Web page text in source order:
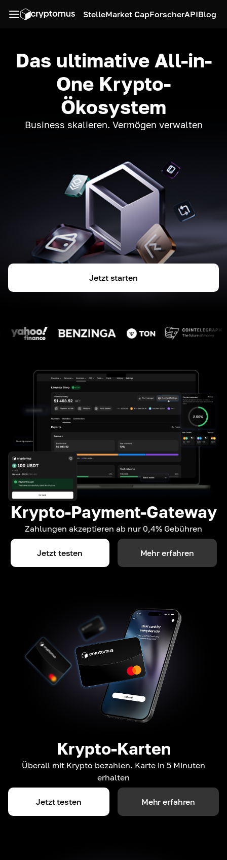
StelleMarket CapForscherAPIBlog
Das ultimative All-in-
One Krypto-
Ökosystem
Business skalieren. Vermögen verwalten
Jetzt starten
Krypto-Payment-Gateway
Zahlungen akzeptieren ab nur 0,4% Gebühren
Jetzt testen Mehr erfahren
Krypto-Karten
Überall mit Krypto bezahlen. Karte in 5 Minuten
erhalten
Jetzt testen Mehr erfahren